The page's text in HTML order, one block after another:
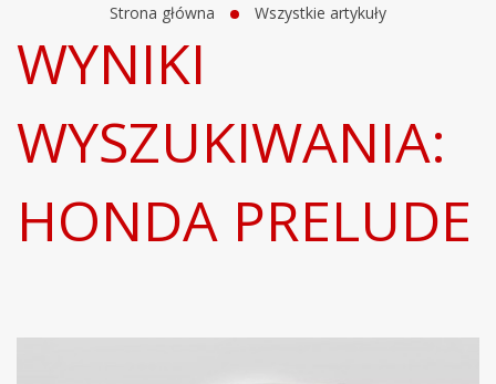
Strona główna Wszystkie artykuły
WYNIKI
WYSZUKIWANIA:
HONDA PRELUDE